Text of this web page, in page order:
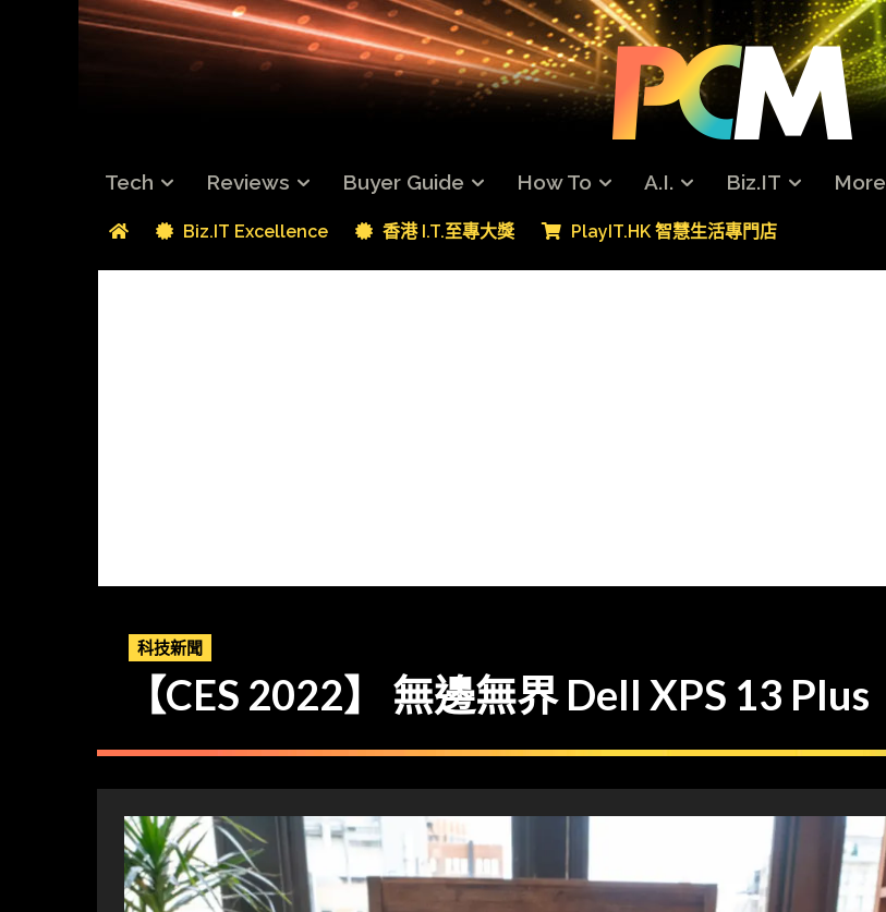
Tech Reviews Buyer Guide How To A.I. Biz.IT More
Biz.IT Excellence 香港 I.T.至專大獎 PlayIT.HK 智慧生活專門店
科技新聞
【CES 2022】 無邊無界 Dell XPS 13 Plus